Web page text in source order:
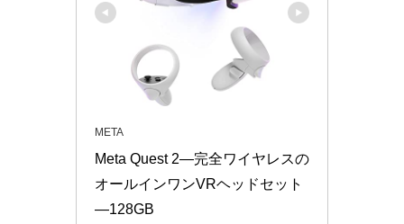
META
Meta Quest 2—完全ワイヤレスの
オールインワンVRヘッドセット
—128GB